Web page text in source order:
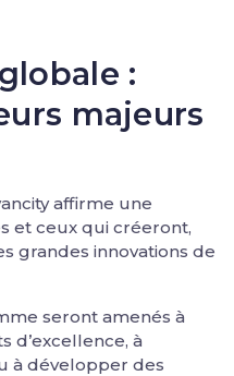
:
majeurs
affirme une
et ceux qui créeront,
grandes innovations de
seront amenés à
d’excellence, à
à développer des